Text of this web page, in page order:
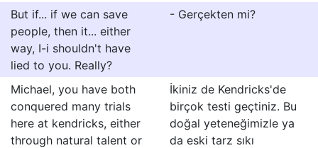
But if... if we can save
people, then it... either
way, I-i shouldn't have
lied to you. Really?
- Gerçekten mi?
Michael, you have both
conquered many trials
here at kendricks, either
through natural talent or
İkiniz de Kendricks'de
birçok testi geçtiniz. Bu
doğal yeteneğimizle ya
da eski tarz sıkı